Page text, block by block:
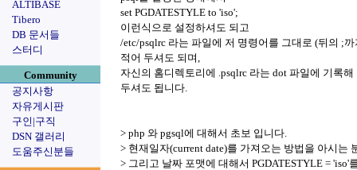
ALTIBASE
Tibero
DB 문서들
스터디
Community
공지사항
자유게시판
구인|구직
DSN 갤러리
도움주신분들
set PGDATESTYLE to 'iso';
이런식으로 설정하셔도 되고
/etc/psqlrc 라는 파일에 저 명령어를 그대로 (뒤의 ;
적어 두셔도 되며,
자신의 홈디렉토리에 .psqlrc 라는 dot 파일에 기록해
두셔도 됩니다.
> php 와 pgsql에 대해서 초보 입니다.
> 현재일자(current date)를 가져오는 방법을 아시는
> 그리고 날짜 포맷에 대해서 PGDATESTYLE = 'iso'